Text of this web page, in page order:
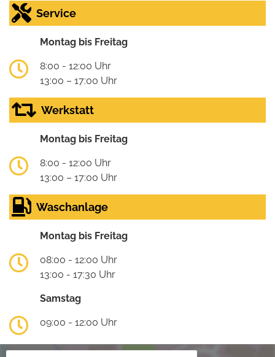
Service
Montag bis Freitag
8:00 - 12:00 Uhr
13:00 – 17:00 Uhr
Werkstatt
Montag bis Freitag
8:00 - 12:00 Uhr
13:00 – 17:00 Uhr
Waschanlage
Montag bis Freitag
08:00 - 12:00 Uhr
13:00 - 17:30 Uhr
Samstag
09:00 - 12:00 Uhr